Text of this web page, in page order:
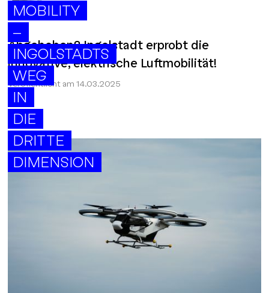
MOBILITY
–
INGOLSTADTS
WEG
IN
DIE
DRITTE
DIMENSION
Abgehoben? Ingolstadt erprobt die
innovative, elektrische Luftmobilität!
Veröffentlicht am 14.03.2025